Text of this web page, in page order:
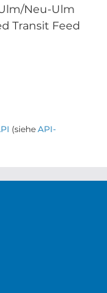
Neu-Ulm
Transit Feed
(siehe API-